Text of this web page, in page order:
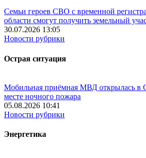
Семьи героев СВО с временной
области смогут получить земельный
30.07.2026 13:05
Новости рубрики
Острая ситуация
Мобильная приёмная МВД открылась в
месте ночного пожара
05.08.2026 10:41
Новости рубрики
Энергетика